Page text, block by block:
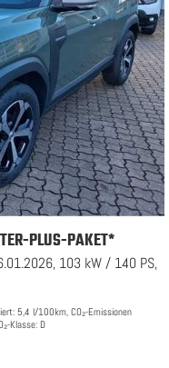
PLUS-PAKET*
103 kW / 140 PS,
5,4 l/100km, CO₂-Emissionen
Klasse: D